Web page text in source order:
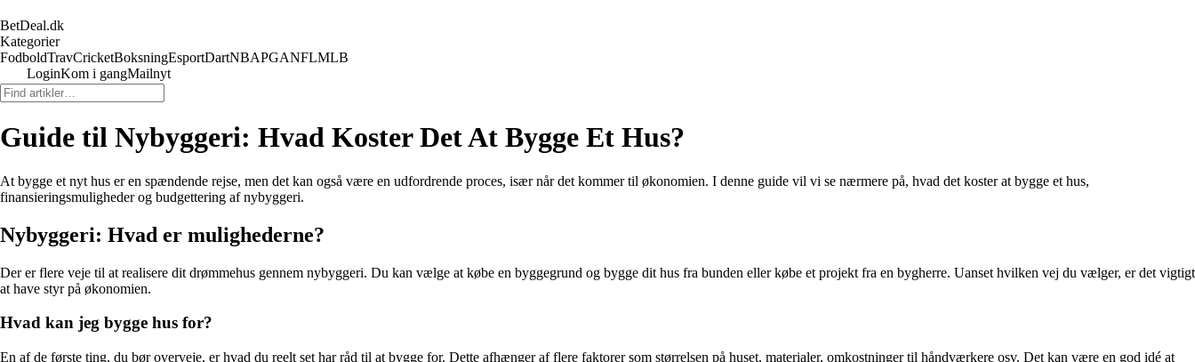
BetDeal.dk
Kategorier
FodboldTravCricketBoksningEsportDartNBAPGANFLMLB
LoginKom i gangMailnyt
Guide til Nybyggeri: Hvad Koster Det At Bygge Et Hus?
At bygge et nyt hus er en spændende rejse, men det kan også være en udfordrende proces, især når det kommer til økonomien. I denne guide vil vi se nærmere på, hvad det koster at bygge et hus,
finansieringsmuligheder og budgettering af nybyggeri.
Nybyggeri: Hvad er mulighederne?
Der er flere veje til at realisere dit drømmehus gennem nybyggeri. Du kan vælge at købe en byggegrund og bygge dit hus fra bunden eller købe et projekt fra en bygherre. Uanset hvilken vej du vælger, er det vigtigt
at have styr på økonomien.
Hvad kan jeg bygge hus for?
En af de første ting, du bør overveje, er hvad du reelt set har råd til at bygge for. Dette afhænger af flere faktorer som størrelsen på huset, materialer, omkostninger til håndværkere osv. Det kan være en god idé at